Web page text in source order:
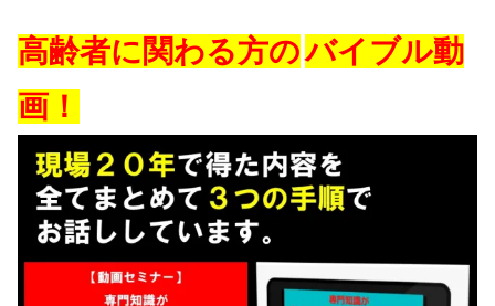
高齢者に関わる方のバイブル動
画！